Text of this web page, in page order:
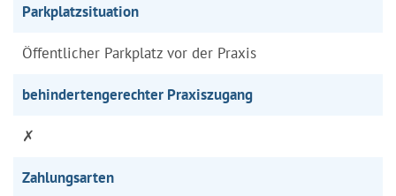
Parkplatzsituation
Öffentlicher Parkplatz vor der Praxis
behindertengerechter Praxiszugang
✗
Zahlungsarten